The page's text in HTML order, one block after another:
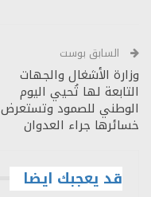
السابق بوست
وزارة الأشغال والجهات
التابعة لها تُحيي اليوم
الوطني للصمود وتستعرض
خسائرها جراء العدوان
قد يعجبك ايضا